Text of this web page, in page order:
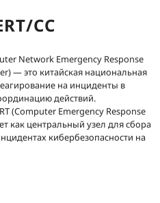
CC
Network Emergency Response
— это китайская национальная
на инциденты в
действий.
(Computer Emergency Response
как центральный узел для сбора
кибербезопасности на